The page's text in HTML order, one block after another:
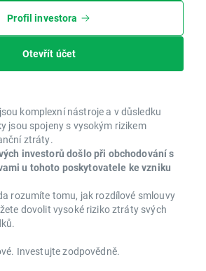
Profil investora
Otevřít účet
komplexní nástroje a v důsledku
jsou spojeny s vysokým rizikem
ztráty.
investorů došlo při obchodování s
u tohoto poskytovatele ke vzniku
rozumíte tomu, jak rozdílové smlouvy
dovolit vysoké riziko ztráty svých
Investujte zodpovědně.